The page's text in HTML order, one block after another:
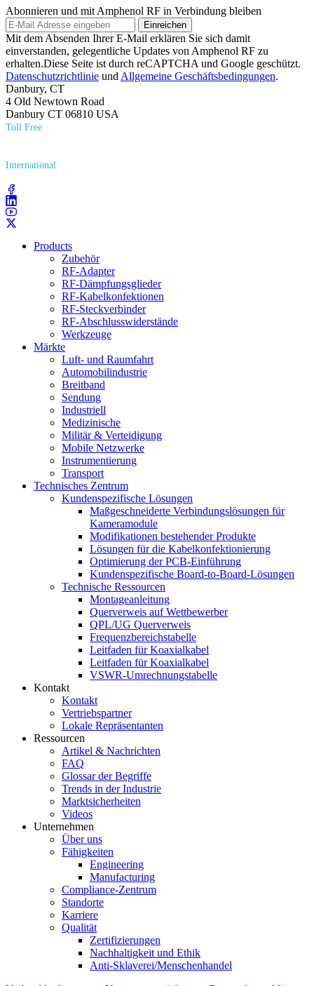
Abonnieren und mit Amphenol RF in Verbindung bleiben
Einreichen
Mit dem Absenden Ihrer E-Mail erklären Sie sich damit
einverstanden, gelegentliche Updates von Amphenol RF zu
erhalten.Diese Seite ist durch reCAPTCHA und Google geschützt.
Datenschutzrichtlinie und Allgemeine Geschäftsbedingungen.
Danbury, CT
4 Old Newtown Road
Danbury CT 06810 USA
Toll Free
International
Products
Zubehör
RF-Adapter
RF-Dämpfungsglieder
RF-Kabelkonfektionen
RF-Steckverbinder
RF-Abschlusswiderstände
Werkzeuge
Märkte
Luft- und Raumfahrt
Automobilindustrie
Breitband
Sendung
Industriell
Medizinische
Militär & Verteidigung
Mobile Netzwerke
Instrumentierung
Transport
Technisches Zentrum
Kundenspezifische Lösungen
Maßgeschneiderte Verbindungslösungen für
Kameramodule
Modifikationen bestehender Produkte
Lösungen für die Kabelkonfektionierung
Optimierung der PCB-Einführung
Kundenspezifische Board-to-Board-Lösungen
Technische Ressourcen
Montageanleitung
Querverweis auf Wettbewerber
QPL/UG Querverweis
Frequenzbereichstabelle
Leitfaden für Koaxialkabel
Leitfaden für Koaxialkabel
VSWR-Umrechnungstabelle
Kontakt
Kontakt
Vertriebspartner
Lokale Repräsentanten
Ressourcen
Artikel & Nachrichten
FAQ
Glossar der Begriffe
Trends in der Industrie
Marktsicherheiten
Videos
Unternehmen
Über uns
Fähigkeiten
Engineering
Manufacturing
Compliance-Zentrum
Standorte
Karriere
Qualität
Zertifizierungen
Nachhaltigkeit und Ethik
Anti-Sklaverei/Menschenhandel